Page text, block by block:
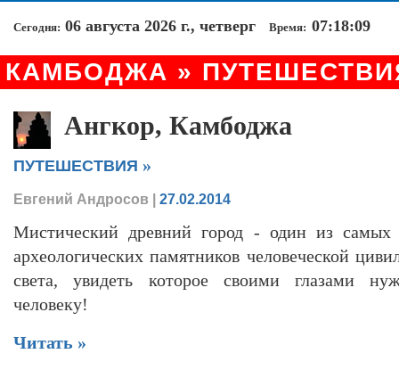
Сегодня: 06 августа 2026 г., четверг Время: 07:18:09
КАМБОДЖА »
Ангкор, Камбоджа
ПУТЕШЕСТВИЯ »
Евгений Андросов 27.02.2014
Мистический древний город - один из
археологических памятников человеческой
света, увидеть которое своими глазами
человеку!
Читать »